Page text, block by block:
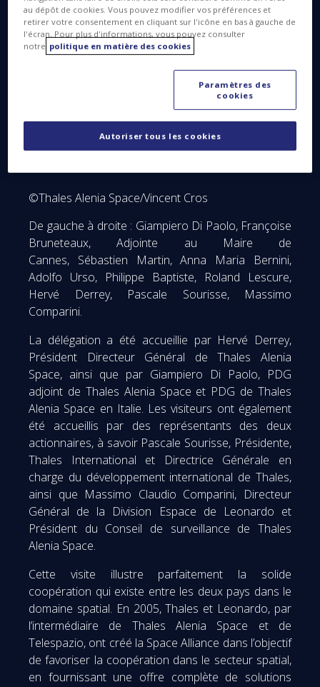
©Thales Alenia Space/Vincent Cros
De gauche à droite : Giampiero Di Paolo, Françoise
Bruneteaux, Adjointe au Maire de
Cannes, Sébastien Martin, Anna Maria Bernini,
Adolfo Urso, Philippe Baptiste, Roland Lescure,
Hervé Derrey, Pascale Sourisse, Massimo
Comparini.
La délégation a été accueillie par Hervé Derrey,
Président Directeur Général de Thales Alenia
Space, ainsi que par Giampiero Di Paolo, PDG
adjoint de Thales Alenia Space et PDG de Thales
Alenia Space en Italie. Les visiteurs ont également
été accueillis par des représentants des deux
actionnaires, à savoir Pascale Sourisse, Présidente,
Thales International et Directrice Générale en
charge du développement international de Thales,
ainsi que Massimo Claudio Comparini, Directeur
Général de la Division Espace de Leonardo et
Président du Conseil de surveillance de Thales
Alenia Space.
Cette visite illustre parfaitement la solide
coopération qui existe entre les deux pays dans le
domaine spatial. En 2005, Thales et Leonardo, par
l’intermédiaire de Thales Alenia Space et de
Telespazio, ont créé la Space Alliance dans l’objectif
de favoriser la coopération dans le secteur spatial,
en fournissant une offre complète de solutions
au dépôt de cookies. Vous pouvez modifier vos préférences et
retirer votre consentement en cliquant sur l'icône en bas à gauche de
l'écran. Pour plus d'informations, vous pouvez consulter
notre politique en matière des cookies
Paramètres des
cookies
Autoriser tous les cookies